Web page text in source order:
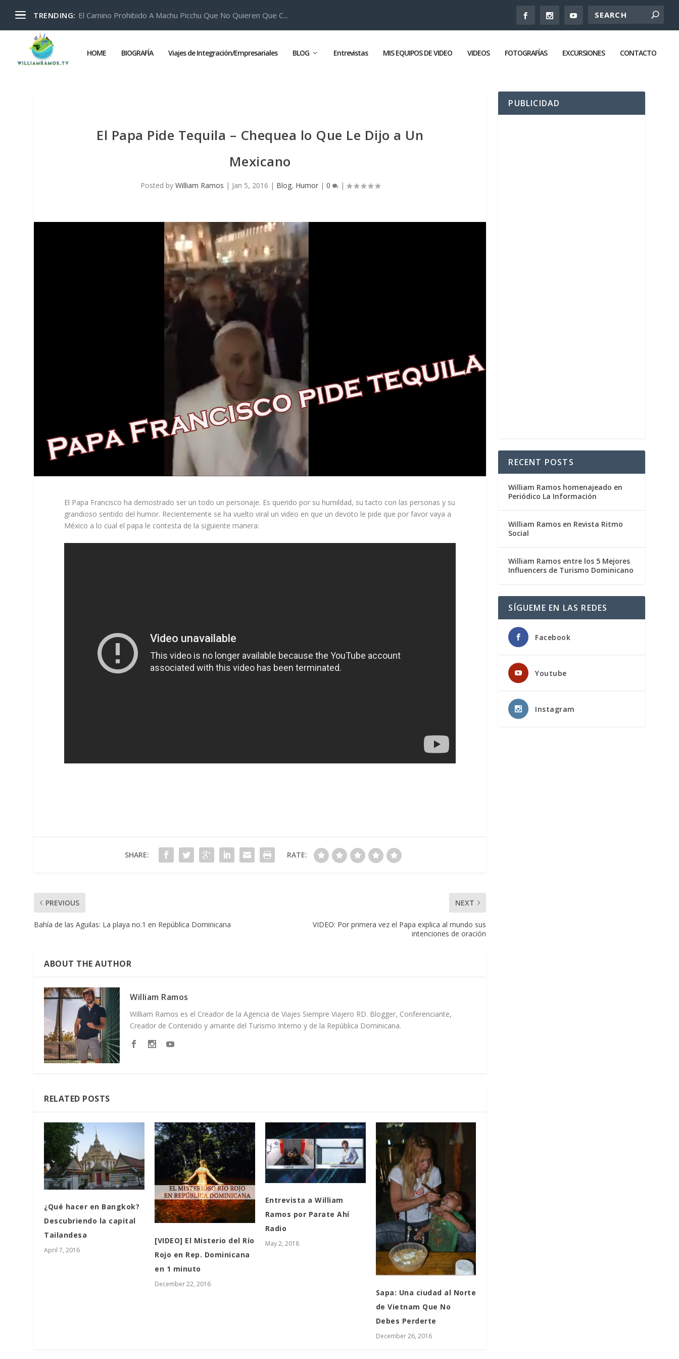
TRENDING: El Camino Prohibido A Machu Picchu Que No Quieren Que C...
HOME BIOGRAFÍA Viajes de Integración/Empresariales BLOG Entrevistas MIS EQUIPOS DE VIDEO VIDEOS FOTOGRAFÍAS EXCURSIONES CONTACTO
El Papa Pide Tequila – Chequea lo Que Le Dijo a Un
Mexicano
Posted by William Ramos | Jan 5, 2016 | Blog, Humor| 0 |
El Papa Francisco ha demostrado ser un todo un personaje. Es querido por su humildad, su tacto con las personas y su
grandioso sentido del humor. Recientemente se ha vuelto viral un video en que un devoto le pide que por favor vaya a
México a lo cual el papa le contesta de la siguiente manera:
SHARE: RATE:
PREVIOUS
Bahía de las Aguilas: La playa no.1 en República Dominicana
NEXT
VIDEO: Por primera vez el Papa explica al mundo sus
intenciones de oración
ABOUT THE AUTHOR
William Ramos
William Ramos es el Creador de la Agencia de Viajes Siempre Viajero RD. Blogger, Conferenciante,
Creador de Contenido y amante del Turismo Interno y de la República Dominicana.
RELATED POSTS
¿Qué hacer en Bangkok?
Descubriendo la capital
Tailandesa
April 7, 2016
[VIDEO] El Misterio del Río
Rojo en Rep. Dominicana
en 1 minuto
December 22, 2016
Entrevista a William
Ramos por Parate Ahí
Radio
May 2, 2018
Sapa: Una ciudad al Norte
de Vietnam Que No
Debes Perderte
December 26, 2016
PUBLICIDAD
RECENT POSTS
William Ramos homenajeado en
Periódico La Información
William Ramos en Revista Ritmo
Social
William Ramos entre los 5 Mejores
Influencers de Turismo Dominicano
SÍGUEME EN LAS REDES
Facebook
Youtube
Instagram